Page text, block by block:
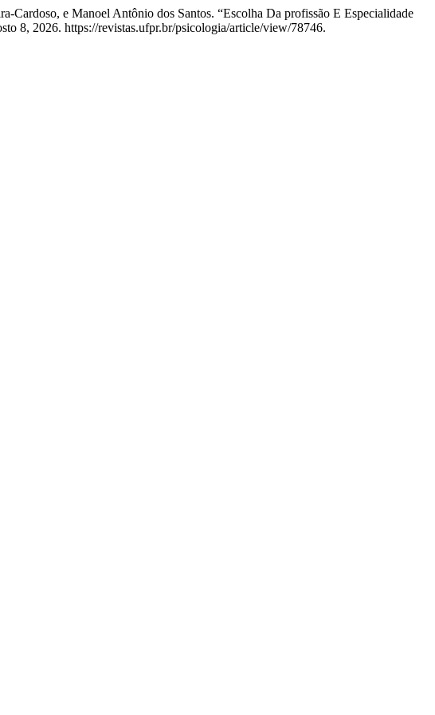
Cardoso, e Manoel Antônio dos Santos. “Escolha Da profissão E Especialidade
8, 2026. https://revistas.ufpr.br/psicologia/article/view/78746.